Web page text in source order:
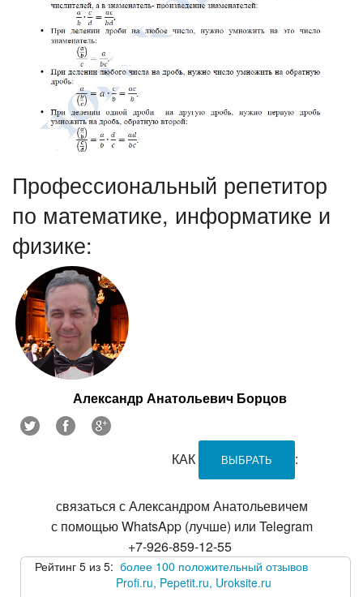
Профессиональный репетитор
по математике, информатике и
физике:
Александр Анатольевич Борцов
КАК ВЫБРАТЬ :
связаться с Александром Анатольевичем
с помощью WhatsApp (лучше) или Telegram
+7-926-859-12-55
Рейтинг 5 из 5: более 100 положительный отзывов
Profi.ru, Pepetit.ru, Uroksite.ru